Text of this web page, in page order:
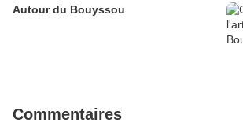
Autour du Bouyssou
Commentaires